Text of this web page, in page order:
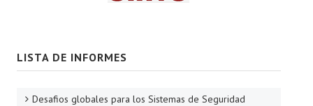
LISTA DE INFORMES
Desafios globales para los Sistemas de Seguridad